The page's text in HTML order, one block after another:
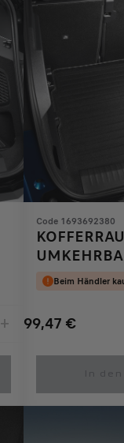
+
Code 1693692380
Beim Händler
99,47 €
Price
99,47
€
Quantity
to:
1